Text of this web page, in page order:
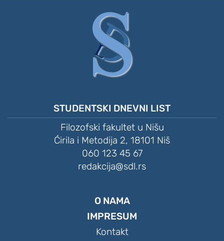
STUDENTSKI DNEVNI LIST
Filozofski fakultet u Nišu
Ćirila i Metodija 2, 18101 Niš
060 123 45 67
redakcija@sdl.rs
O NAMA
IMPRESUM
Kontakt